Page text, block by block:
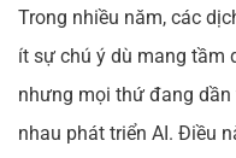
Trong nhiều năm, các
ít sự chú ý dù mang tầm
nhưng mọi thứ đang
nhau phát triển AI. Điều